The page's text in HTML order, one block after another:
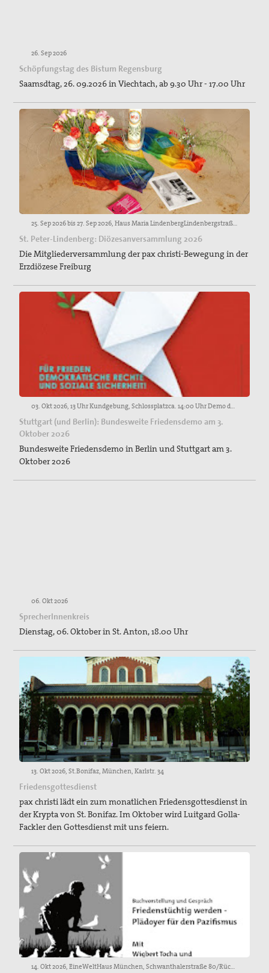
26. Sep 2026
Schöpfungstag des Bistum Regensburg
Saamsdtag, 26. 09.2026 in Viechtach, ab 9.30 Uhr - 17.00 Uhr
25. Sep 2026 bis 27. Sep 2026, Haus Maria LindenbergLindenbergstraße 2579271 St. PeterTel. 0 76 61 / 9 30 00
St. Peter-Lindenberg: Diözesanversammlung 2026
Die Mitgliederversammlung der pax christi-Bewegung in der
Erzdiözese Freiburg
03. Okt 2026, 13 Uhr Kundgebung, Schlossplatzca. 14:00 Uhr Demo durch Stuttgartca. 15.00 Abschlusskundgebung, Schlossplatz
Stuttgart (und Berlin): Bundesweite Friedensdemo am 3.
Oktober 2026
Bundesweite Friedensdemo in Berlin und Stuttgart am 3.
Oktober 2026
06. Okt 2026
SprecherInnenkreis
Dienstag, 06. Oktober in St. Anton, 18.00 Uhr
13. Okt 2026, St.Bonifaz, München, Karlstr. 34
Friedensgottesdienst
pax christi lädt ein zum monatlichen Friedensgottesdienst in
der Krypta von St. Bonifaz. Im Oktober wird Luitgard Golla-
Fackler den Gottesdienst mit uns feiern.
14. Okt 2026, EineWeltHaus München, Schwanthalerstraße 80/Rückgebäude, Raum 211/212